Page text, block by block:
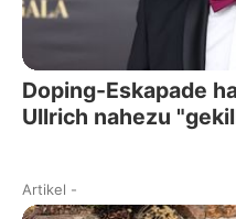
Doping-Eskapade
Ullrich nahezu
Artikel -